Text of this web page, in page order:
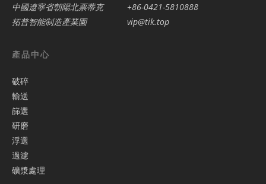
中國遼寧省朝陽北票蒂克
拓普智能制造產業園
+86-0421-5810888
vip@tik.top
產品中心
破碎
輸送
篩選
研磨
浮選
過濾
礦漿處理